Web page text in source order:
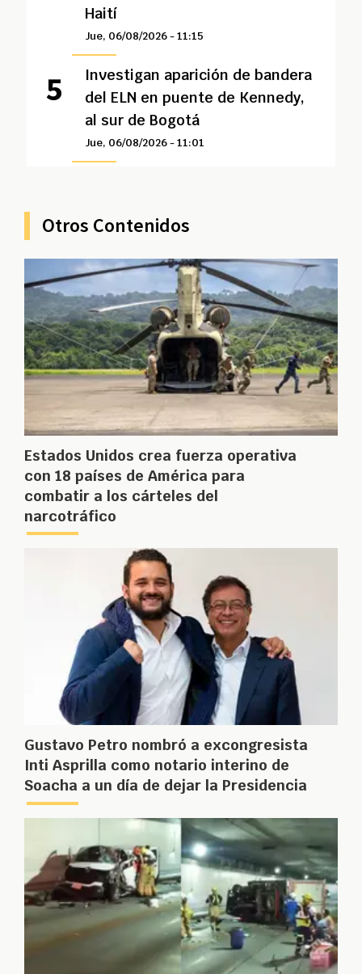
Haití
Jue, 06/08/2026 - 11:15
Investigan aparición de bandera
del ELN en puente de Kennedy,
al sur de Bogotá
Jue, 06/08/2026 - 11:01
Otros Contenidos
Estados Unidos crea fuerza operativa
con 18 países de América para
combatir a los cárteles del
narcotráfico
Gustavo Petro nombró a excongresista
Inti Asprilla como notario interino de
Soacha a un día de dejar la Presidencia